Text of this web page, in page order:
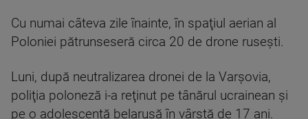
Cu numai câteva zile înainte, în spaţiul aerian al
Poloniei pătrunseseră circa 20 de drone ruseşti.
Luni, după neutralizarea dronei de la Varşovia,
poliţia poloneză i-a reţinut pe tânărul ucrainean şi
pe o adolescentă belarusă în vârstă de 17 ani.